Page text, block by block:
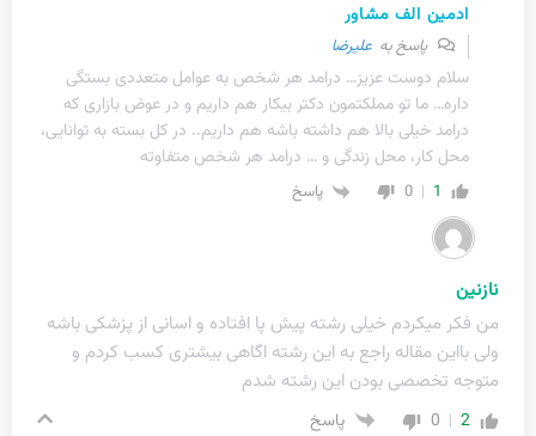
ادمین الف مشاور
پاسخ به علیرضا
سلام دوست عزیز… درامد هر شخص به عوامل متعددی بستگی
داره… ما تو مملکتمون دکتر بیکار هم داریم و در عوض بازاری که
درامد خیلی بالا هم داشته باشه هم داریم.. در کل بسته به توانایی،
محل کار، محل زندگی و … درامد هر شخص متفاوته
1
0 پاسخ
نازنین
من فکر میکردم خیلی رشته پیش پا افتاده و اسانی از پزشکی باشه
ولی بااین مقاله راجع به این رشته اگاهی بیشتری کسب کردم و
متوجه تخصصی بودن این رشته شدم
2
0 پاسخ